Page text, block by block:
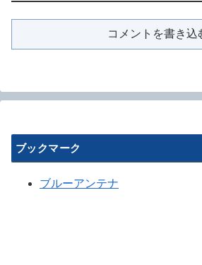
コメントを書き込
ブックマーク
ブルーアンテナ